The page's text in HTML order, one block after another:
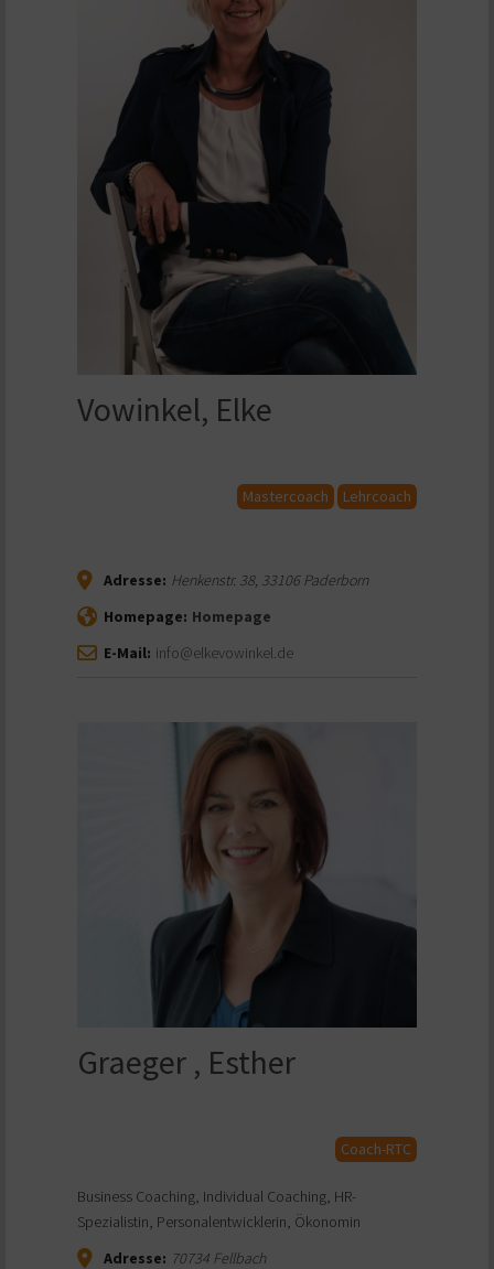
Vowinkel, Elke
Mastercoach Lehrcoach
Adresse: Henkenstr. 38, 33106Paderborn
Homepage: Homepage
E-Mail: info@elkevowinkel.de
Graeger , Esther
Coach-RTC
Business Coaching, Individual Coaching, HR-
Spezialistin, Personalentwicklerin, Ökonomin
Adresse: 70734 Fellbach